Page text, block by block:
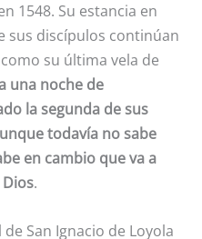
1548. Su estancia en
sus discípulos continúan
su última vela de
una noche de
la segunda de sus
todavía no sabe
en cambio que va a
.
San Ignacio de Loyola